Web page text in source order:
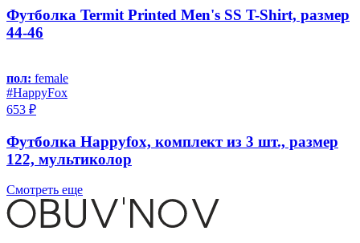
Футболка Termit Printed Men's SS T-Shirt, размер
44-46
пол: female
#HappyFox
653 ₽
Футболка Happyfox, комплект из 3 шт., размер
122, мультиколор
Смотреть еще